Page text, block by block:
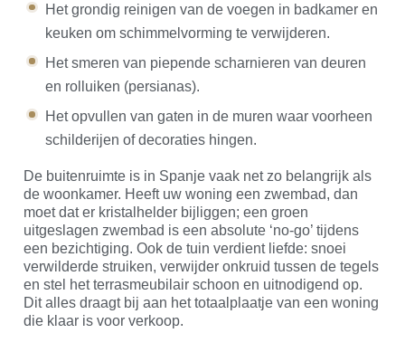
Het grondig reinigen van de voegen in badkamer en
keuken om schimmelvorming te verwijderen.
Het smeren van piepende scharnieren van deuren
en rolluiken (persianas).
Het opvullen van gaten in de muren waar voorheen
schilderijen of decoraties hingen.
De buitenruimte is in Spanje vaak net zo belangrijk als
de woonkamer. Heeft uw woning een zwembad, dan
moet dat er kristalhelder bijliggen; een groen
uitgeslagen zwembad is een absolute ‘no-go’ tijdens
een bezichtiging. Ook de tuin verdient liefde: snoei
verwilderde struiken, verwijder onkruid tussen de tegels
en stel het terrasmeubilair schoon en uitnodigend op.
Dit alles draagt bij aan het totaalplaatje van een woning
die klaar is voor verkoop.